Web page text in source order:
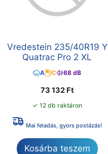
Vredestein 235/40R19 Y
Quatrac Pro 2 XL
A C 68 dB
73 132 Ft
✓ 12 db raktáron
Mai feladás, gyors postázás!
Kosárba teszem